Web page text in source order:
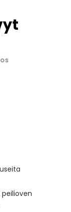
peilioven